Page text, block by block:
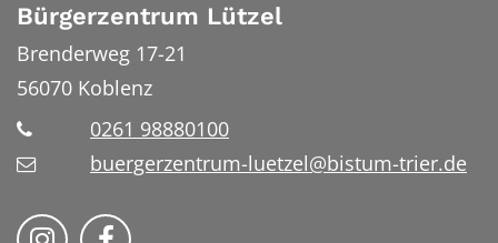
Bürgerzentrum Lützel
Brenderweg 17-21
56070 Koblenz
0261 98880100
buergerzentrum-luetzel@bistum-trier.de
Folge uns auf Instragram
Folge uns auf Facebook